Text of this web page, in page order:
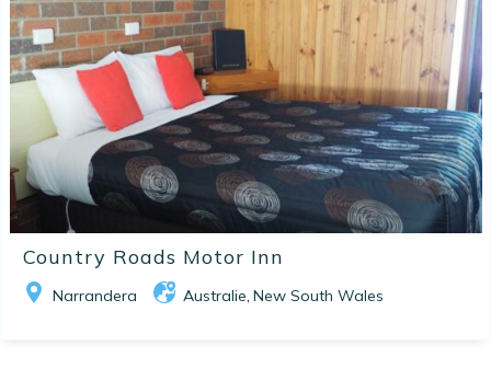
Country Roads Motor Inn
Narrandera Australie, New South Wales